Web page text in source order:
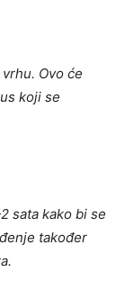
Ovo će
koji se
sata kako bi se
također